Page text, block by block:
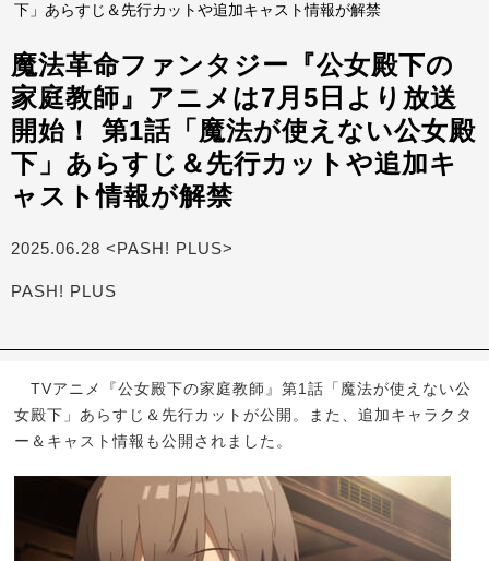
下」あらすじ＆先行カットや追加キャスト情報が解禁
魔法革命ファンタジー『公女殿下の
家庭教師』アニメは7月5日より放送
開始！ 第1話「魔法が使えない公女殿
下」あらすじ＆先行カットや追加キ
ャスト情報が解禁
2025.06.28 <PASH! PLUS>
PASH! PLUS
TVアニメ『公女殿下の家庭教師』第1話「魔法が使えない公
女殿下」あらすじ＆先行カットが公開。また、追加キャラクタ
ー＆キャスト情報も公開されました。